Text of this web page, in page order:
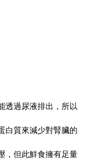
透過尿液排出，所以
白質來減少對腎臟的
，但此鮮食擁有足量